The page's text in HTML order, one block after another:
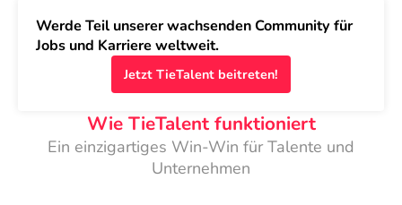
Werde Teil unserer wachsenden Community für
Jobs und Karriere weltweit.
Jetzt TieTalent beitreten!
Wie TieTalent funktioniert
Ein einzigartiges Win-Win für Talente und
Unternehmen